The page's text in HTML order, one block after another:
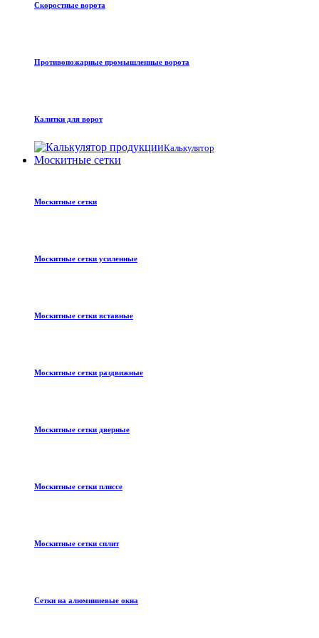
Скоростные ворота
Противопожарные промышленные ворота
Калитки для ворот
Калькулятор
Москитные сетки
Москитные сетки
Москитные сетки усиленные
Москитные сетки вставные
Москитные сетки раздвижные
Москитные сетки дверные
Москитные сетки плиссе
Москитные сетки сплит
Сетки на алюминиевые окна